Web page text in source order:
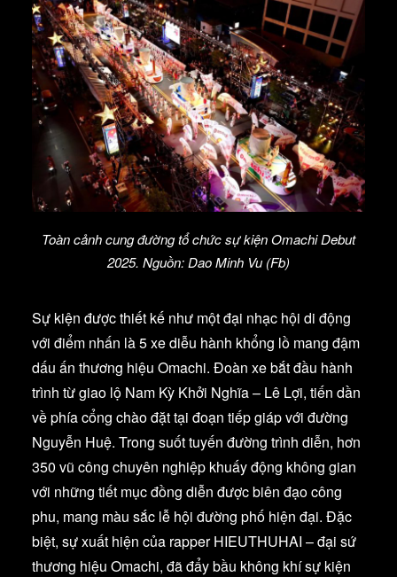
Toàn cảnh cung đường tổ chức sự kiện Omachi Debut
2025. Nguồn: Dao Minh Vu (Fb)
Sự kiện được thiết kế như một đại nhạc hội di động
với điểm nhấn là 5 xe diễu hành khổng lồ mang đậm
dấu ấn thương hiệu Omachi. Đoàn xe bắt đầu hành
trình từ giao lộ Nam Kỳ Khởi Nghĩa – Lê Lợi, tiến dần
về phía cổng chào đặt tại đoạn tiếp giáp với đường
Nguyễn Huệ. Trong suốt tuyến đường trình diễn, hơn
350 vũ công chuyên nghiệp khuấy động không gian
với những tiết mục đồng diễn được biên đạo công
phu, mang màu sắc lễ hội đường phố hiện đại. Đặc
biệt, sự xuất hiện của rapper HIEUTHUHAI – đại sứ
thương hiệu Omachi, đã đẩy bầu không khí sự kiện